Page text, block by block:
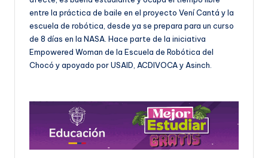
entre la práctica de baile en el proyecto Vení Cantá y la
escuela de robótica, desde ya se prepara para un curso
de 8 días en la NASA. Hace parte de la iniciativa
Empowered Woman de la Escuela de Robótica del
Chocó y apoyado por USAID, ACDIVOCA y Asinch.